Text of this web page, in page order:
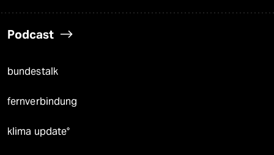
Podcast
bundestalk
fernverbindung
klima update°